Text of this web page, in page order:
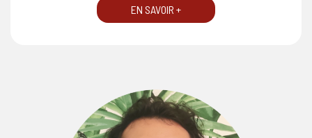
EN SAVOIR +